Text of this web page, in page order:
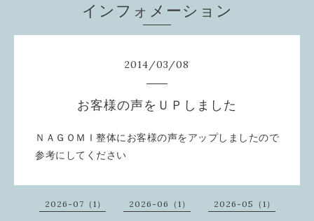
インフォメーション
2014/03/08
お客様の声をＵＰしました
ＮＡＧＯＭＩ整体にお客様の声をアップしましたので
参考にしてください
2026-07（1） 2026-06（1） 2026-05（1）